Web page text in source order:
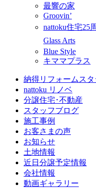
最響の家
Groovin’
nattoku住宅25
Glass Arts
Blue Style
キママプラス
納得リフォームスタ
nattoku リノベ
分譲住宅･不動産
スタッフブログ
施工事例
お客さまの声
お知らせ
土地情報
近日分譲予定情報
会社情報
動画ギャラリー